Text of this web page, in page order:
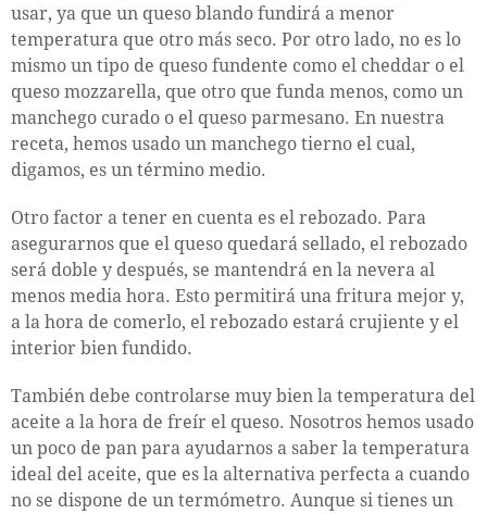
usar, ya que un queso blando fundirá a menor
temperatura que otro más seco. Por otro lado, no es lo
mismo un tipo de queso fundente como el cheddar o el
queso mozzarella, que otro que funda menos, como un
manchego curado o el queso parmesano. En nuestra
receta, hemos usado un manchego tierno el cual,
digamos, es un término medio.
Otro factor a tener en cuenta es el rebozado. Para
asegurarnos que el queso quedará sellado, el rebozado
será doble y después, se mantendrá en la nevera al
menos media hora. Esto permitirá una fritura mejor y,
a la hora de comerlo, el rebozado estará crujiente y el
interior bien fundido.
También debe controlarse muy bien la temperatura del
aceite a la hora de freír el queso. Nosotros hemos usado
un poco de pan para ayudarnos a saber la temperatura
ideal del aceite, que es la alternativa perfecta a cuando
no se dispone de un termómetro. Aunque si tienes un